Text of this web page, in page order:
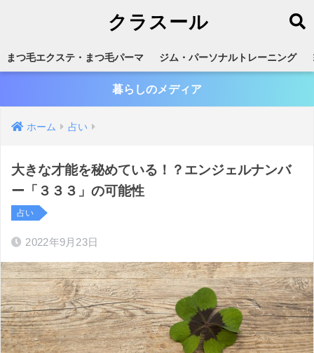
クラスール
まつ毛エクステ・まつ毛パーマ ジム・パーソナルトレーニング
暮らしのメディア
ホーム 占い
大きな才能を秘めている！？エンジェルナンバ
ー「３３３」の可能性
占い
2022年9月23日